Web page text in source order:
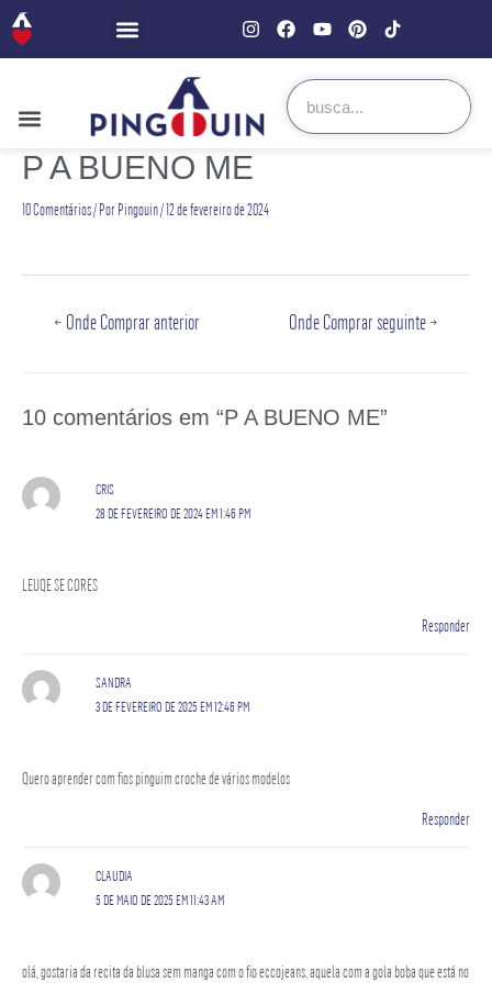
P A BUENO ME
10 Comentários/ PorPingouin/12 de fevereiro de 2024
← Onde Comprar anterior Onde Comprar seguinte→
10 comentários em “P A BUENO ME”
CRIS
28 DE FEVEREIRO DE 2024 EM 1:46 PM
LEUQE SE CORES
Responder
SANDRA
3 DE FEVEREIRO DE 2025 EM 12:46 PM
Quero aprender com fios pinguim croche de vários modelos
Responder
CLAUDIA
5 DE MAIO DE 2025 EM 11:43 AM
olá, gostaria da recita da blusa sem manga com o fio eccojeans, aquela com a gola boba que está no